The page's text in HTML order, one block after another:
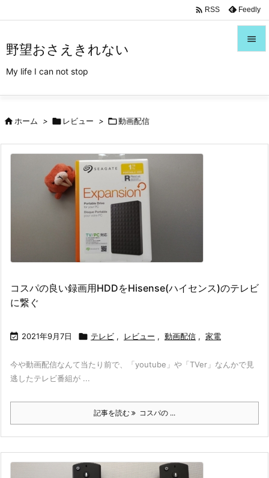
野望おさえきれない
My life I can not stop


 RSS Feedly
ホーム >  レビュー > 動画配信
コスパの良い録画用HDDをHisense(ハイセンス)のテレビ
に繋ぐ
 2021年9月7日  テレビ , レビュー , 動画配信 , 家電
今や動画配信なんて当たり前で、「youtube」や「TVer」なんかで見
逃したテレビ番組が ...
記事を読む コスパの ...